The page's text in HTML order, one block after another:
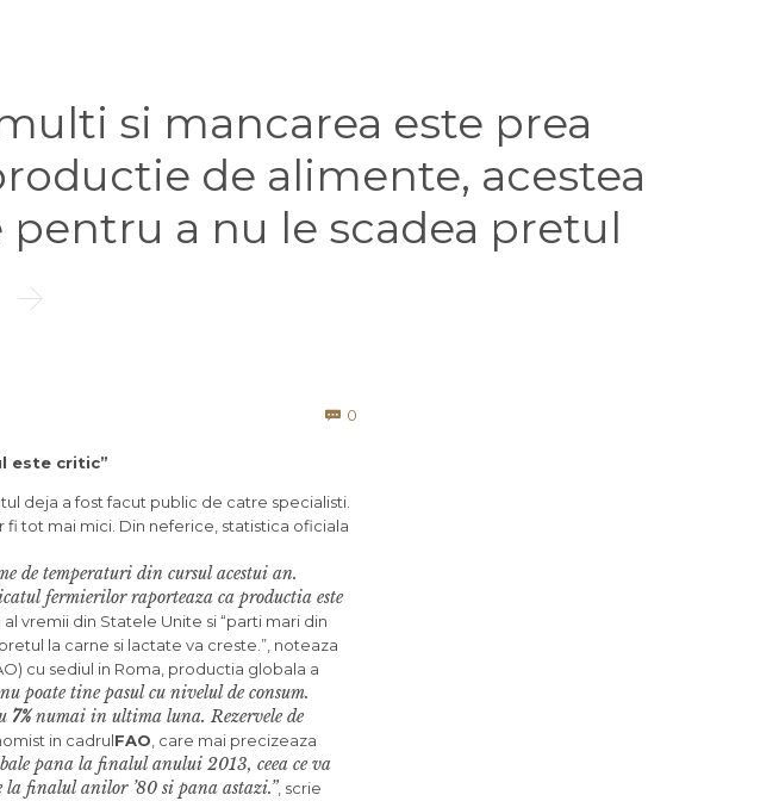
si mancarea este prea
de alimente, acestea
a nu le scadea pretul

 0
este critic”
deja a fost facut public de catre specialisti.
tot mai mici. Din neferice, statistica oficiala
de temperaturi din cursul acestui an.
fermierilor raporteaza ca productia este
vremii din Statele Unite si “parti mari din
la carne si lactate va creste.”, noteaza
cu sediul in Roma, productia globala a
poate tine pasul cu nivelul de consum.
7%numai in ultima luna. Rezervele de
in cadrulFAO , care mai precizeaza
pana la finalul anului 2013, ceea ce va
la finalul anilor ’80 si pana astazi.”, scrie